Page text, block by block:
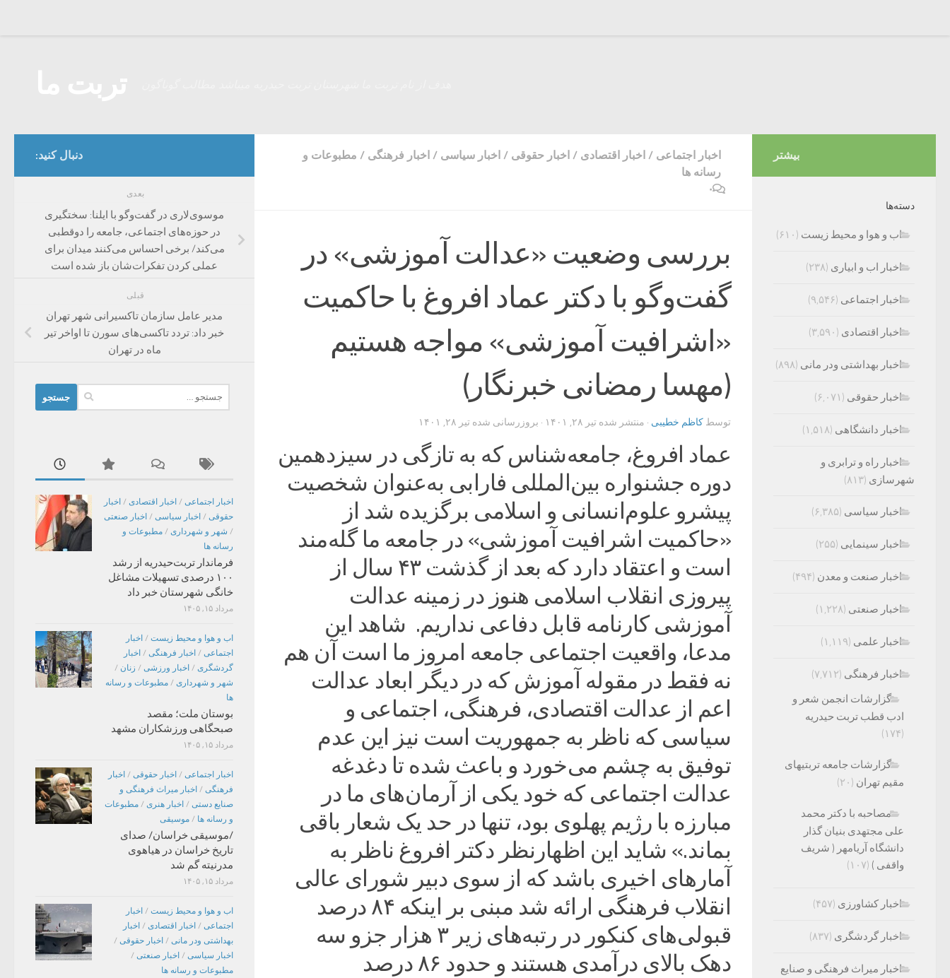
اخبار اجتماعی / اخبار اقتصادی / اخبار حقوقی / اخبار سیاسی / اخبار فرهنگی / مطبوعات و
رسانه ها
۰
بررسی وضعیت «عدالت‌ آموزشی» در
گفت‌وگو با دکتر عماد افروغ با حاکمیت
«اشرافیت آموزشی» مواجه هستیم
(مهسا رمضانی خبرنگار)
توسط کاظم خطیبی · منتشر شده تیر ۲۸, ۱۴۰۱ · بروزرسانی شده تیر ۲۸, ۱۴۰۱
عماد افروغ، جامعه‌شناس که به تازگی در سیزدهمین
دوره جشنواره بین‌المللی فارابی به‌عنوان شخصیت
پیشرو علوم‌انسانی و اسلامی برگزیده‌‌ شد از
«حاکمیت اشرافیت آموزشی» در جامعه ما گله‌مند
است و اعتقاد دارد که بعد از گذشت ۴۳ سال از
پیروزی انقلاب اسلامی هنوز در زمینه‌ عدالت
آموزشی کارنامه قابل دفاعی نداریم. شاهد این
مدعا، واقعیت ‌اجتماعی جامعه امروز ما است آن هم
نه فقط در مقوله آموزش که در دیگر ابعاد عدالت
اعم از عدالت‌ اقتصادی، فرهنگی، اجتماعی و
سیاسی که ناظر به جمهوریت است نیز این عدم
توفیق به چشم می‌خورد و باعث شده تا دغدغه
عدالت اجتماعی که خود یکی از آرمان‌های ما در
مبارزه با رژیم پهلوی بود، تنها در حد یک شعار باقی
بماند.» شاید این اظهارنظر دکتر افروغ ناظر به
آمارهای اخیری باشد که از سوی دبیر شورای عالی
انقلاب فرهنگی ارائه ‌شد مبنی بر اینکه ۸۴ درصد
قبولی‌های کنکور در رتبه‌های زیر ۳ هزار جزو سه
دهک بالای درآمدی هستند و حدود ۸۶ درصد
دنبال کنید:
بعدی
موسوی‌لاری در گفت‌وگو با ایلنا: سختگیری
در حوزه‌های اجتماعی، جامعه را دوقطبی
می‌کند/ برخی احساس می‌کنند میدان برای
عملی کردن تفکرات‌شان باز شده است
قبلی
مدیر عامل سازمان تاکسیرانی شهر تهران
خبر داد: تردد تاکسی‌های سورن تا اواخر تیر
ماه در تهران
برای:
اخبار اجتماعی / اخبار اقتصادی / اخبار
حقوقی / اخبار سیاسی / اخبار صنعتی
/ شهر و شهرداری / مطبوعات و
رسانه ها
فرماندار تربت‌حیدریه از رشد
۱۰۰ درصدی تسهیلات مشاغل
خانگی شهرستان خبر داد
مرداد ۱۵, ۱۴۰۵
اب و هوا و محیط زیست / اخبار
اجتماعی / اخبار فرهنگی / اخبار
گردشگری / اخبار ورزشی / زنان /
شهر و شهرداری / مطبوعات و رسانه
ها
بوستان ملت؛ مقصد
صبحگاهی ورزشکاران مشهد
مرداد ۱۵, ۱۴۰۵
اخبار اجتماعی / اخبار حقوقی / اخبار
فرهنگی / اخبار میراث فرهنگی و
صنایع دستی / اخبار هنری / مطبوعات
و رسانه ها / موسیقی
/موسیقی خراسان/ صدای
تاریخ خراسان در هیاهوی
مدرنیته گم شد
مرداد ۱۵, ۱۴۰۵
اب و هوا و محیط زیست / اخبار
اجتماعی / اخبار اقتصادی / اخبار
بهداشتی ودر مانی / اخبار حقوقی /
اخبار سیاسی / اخبار صنعتی /
مطبوعات و رسانه ها
بیشتر
دسته‌ها
اب و هوا و محیط زیست (۶۱۰)
اخبار اب و ابیاری (۲۳۸)
اخبار اجتماعی (۹,۵۴۶)
اخبار اقتصادی (۳,۵۹۰)
اخبار بهداشتی ودر مانی (۸۹۸)
اخبار حقوقی (۶,۰۷۱)
اخبار دانشگاهی (۱,۵۱۸)
اخبار راه و ترابری و
شهرسازی (۸۱۳)
اخبار سیاسی (۶,۳۸۵)
اخبار سینمایی (۲۵۵)
اخبار صنعت و معدن (۴۹۴)
اخبار صنعتی (۱,۲۲۸)
اخبار علمی (۱,۱۱۹)
اخبار فرهنگی (۷,۷۱۲)
گزارشات انجمن شعر و
ادب قطب تربت حیدریه
(۱۷۴)
گزارشات جامعه تربتیهای
مقیم تهران (۲۰)
مصاحبه با دکتر محمد
علی مجتهدی بنیان گذار
دانشگاه آریامهر ( شریف
واقفی ) (۱۰۷)
اخبار کشاورزی (۴۵۷)
اخبار گردشگری (۸۳۷)
اخبار میراث فرهنگی و صنایع